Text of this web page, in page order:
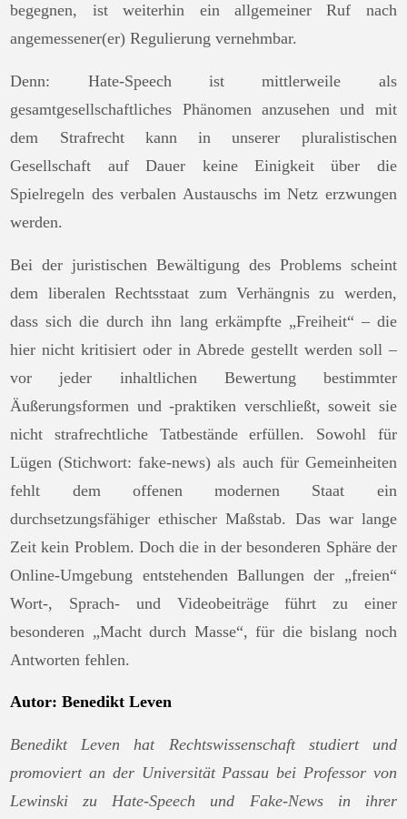
begegnen, ist weiterhin ein allgemeiner Ruf nach
angemessener(er) Regulierung vernehmbar.
Denn: Hate-Speech ist mittlerweile als
gesamtgesellschaftliches Phänomen anzusehen und mit
dem Strafrecht kann in unserer pluralistischen
Gesellschaft auf Dauer keine Einigkeit über die
Spielregeln des verbalen Austauschs im Netz erzwungen
werden.
Bei der juristischen Bewältigung des Problems scheint
dem liberalen Rechtsstaat zum Verhängnis zu werden,
dass sich die durch ihn lang erkämpfte „Freiheit“ – die
hier nicht kritisiert oder in Abrede gestellt werden soll –
vor jeder inhaltlichen Bewertung bestimmter
Äußerungsformen und -praktiken verschließt, soweit sie
nicht strafrechtliche Tatbestände erfüllen. Sowohl für
Lügen (Stichwort: fake-news) als auch für Gemeinheiten
fehlt dem offenen modernen Staat ein
durchsetzungsfähiger ethischer Maßstab. Das war lange
Zeit kein Problem. Doch die in der besonderen Sphäre der
Online-Umgebung entstehenden Ballungen der „freien“
Wort-, Sprach- und Videobeiträge führt zu einer
besonderen „Macht durch Masse“, für die bislang noch
Antworten fehlen.
Autor: Benedikt Leven
Benedikt Leven hat Rechtswissenschaft studiert und
promoviert an der Universität Passau bei Professor von
Lewinski zu Hate-Speech und Fake-News in ihrer